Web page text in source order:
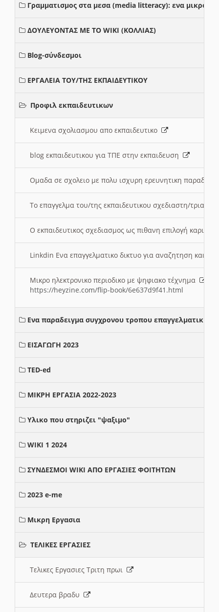
Γραμματισμος στα μεσα (media litteracy): ενα μικρο
ΔΟΥΛΕΥΟΝΤΑΣ ΜΕ ΤΟ WIKI (ΚΟΛΛΙΑΣ)
Blog-σύνδεσμοι
ΕΡΓΑΛΕΙΑ ΤΟΥ/ΤΗΣ ΕΚΠΑΙΔΕΥΤΙΚΟΥ
Προφιλ εκπαιδευτικων
Κειμενα σχολιασμου απο εκπαιδευτικο
blog εκπαιδευτικου για ΤΠΕ στην εκπαιδευση
Ομαδα σε σχολειο με πολυ ισχυρη ερευνητικη
Το επαγγελμα του/της εκπαιδευτικου σχεδιαστη/τριας
Ο εκπαιδευτικος σχεδιασμος ως πιθανη επιλογή
Linkdin Ενα επαγγελματικο δικτυο για αναζητηση και
Μικρο ηλεκτρονικο περιοδικο με ψηφιακο τέχνημα
https://heyzine.com/flip-book/6e637d9f41.html
Ενα παραδειγμα συγχρονου τροπου επαγγελματικης
ΕΙΣΑΓΩΓΗ 2023
TED-ed
ΜΙΚΡΗ ΕΡΓΑΣΙΑ 2022-2023
Υλικο που στηριζει "ψαξιμο"
WIKI 1 2024
ΣΥΝΔΕΣΜΟΙ WIKI ΑΠΟ ΕΡΓΑΣΙΕΣ ΦΟΙΤΗΤΩΝ
2023 e-me
Μικρη Εργασια
ΤΕΛΙΚΕΣ ΕΡΓΑΣΙΕΣ
Τελικες Εργασιες Τριτη πρωι
Δευτερα βραδυ